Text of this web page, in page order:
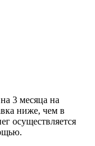
3 месяца на
ниже, чем в
осуществляется